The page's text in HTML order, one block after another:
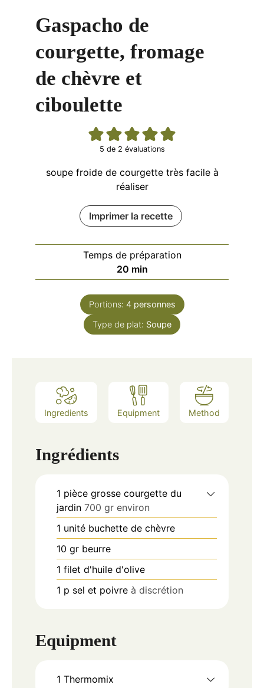
Gaspacho de
courgette, fromage
de chèvre et
ciboulette
5 de 2 évaluations
soupe froide de courgette très facile à
réaliser
Imprimer la recette
Temps de préparation
20minutes
min
Portions: 4 personnes
Type de plat: Soupe
Ingredients Equipment Method
Ingrédients
1 pièce grosse courgette du
jardin 700 gr environ
1 unité buchette de chèvre
10 gr beurre
1 filet d'huile d'olive
1 p sel et poivre à discrétion
Equipment
1 Thermomix